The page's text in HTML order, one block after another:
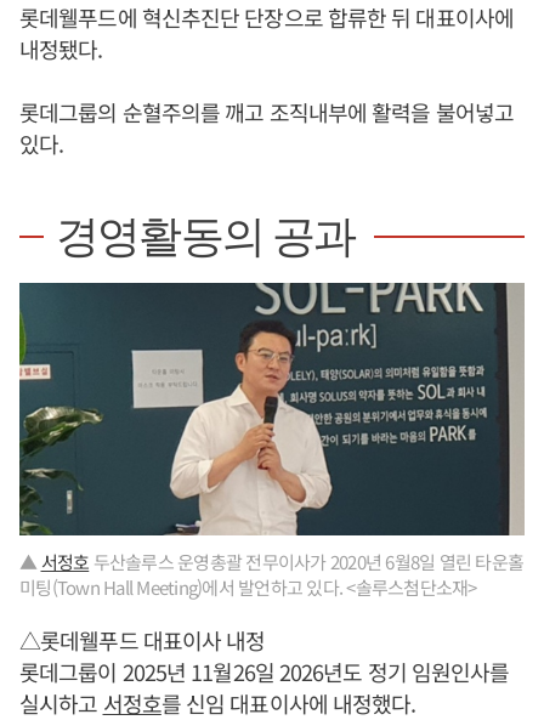
롯데웰푸드에 혁신추진단 단장으로 합류한 뒤 대표이사에
내정됐다.
롯데그룹의 순혈주의를 깨고 조직내부에 활력을 불어넣고
있다.
경영활동의 공과
▲ 서정호 두산솔루스 운영총괄 전무이사가 2020년 6월8일 열린 타운홀
미팅(Town Hall Meeting)에서 발언하고 있다. <솔루스첨단소재>
△롯데웰푸드 대표이사 내정
롯데그룹이 2025년 11월26일 2026년도 정기 임원인사를
실시하고 서정호를 신임 대표이사에 내정했다.